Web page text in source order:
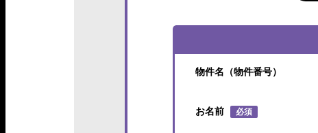
物件名（物件番号）
お名前 必須